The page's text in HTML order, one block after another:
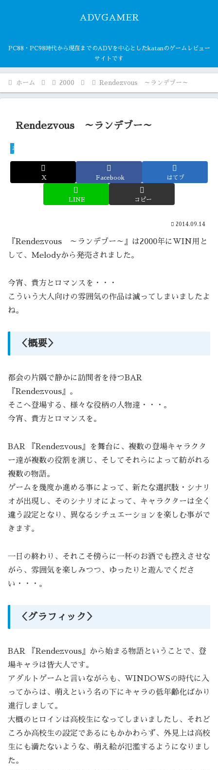
ADVGAMER
PC88・PC98時代から現在までのADVを中心としたkatanのゲームレビュー
サイトです
ホーム 2000 Rendezvous ～ランデブー～
Rendezvous ～ランデブー～
2000
X Facebook はてブ
LINE コピー
2014.09.14
『Rendezvous ～ランデブー～』は2000年にWIN用と
して、Melodyから発売されました。
今宵、貴方とロマンスを・・・
こういう大人向けの雰囲気の作品は減ってしまいましたよ
ね。
＜概要＞
都会の片隅で静かに訪問者を待つBAR
『Rendezvous』。
そこへ登場する、様々な役柄の人物達・・・。
今宵、貴方とロマンスを。
BAR 『Rendezvous』を舞台に、複数の登場キャラクタ
ー達が複数の役割を演じ、そしてそれらによって紡がれる
複数の物語。
ゲームを幾度か進める事によって、新たな選択肢・シナリ
オが出現し、そのシナリオによって、キャラクターは全く
違う設定となり、異なるシチュエーションを楽しむ事がで
きます。
一日の終わり、それこそ傍らに一杯のお酒でも控えさせな
がら、雰囲気を楽しみつつ、ゆったりと遊んでくださ
い・・・。
＜グラフィック＞
BAR 『Rendezvous』から始まる物語ということで、登
場キャラは皆大人です。
アダルトゲームと言いながらも、WINDOWSの時代に入
ってからは、萌えという名の下にキャラの低年齢化ばかり
進行しまして。
大概のヒロインは高校生になってしまいましたし、それど
ころか高校生の設定であるにもかかわらず、外見上は高校
生にも満たないような、萌え絵が氾濫するようになりまし
た。